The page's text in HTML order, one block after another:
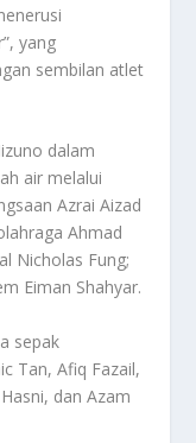
yang
sembilan atlet
dalam
air melalui
Azrai Aizad
Ahmad
Nicholas Fung;
Eiman Shahyar.
sepak
Tan, Afiq Fazail,
dan Azam